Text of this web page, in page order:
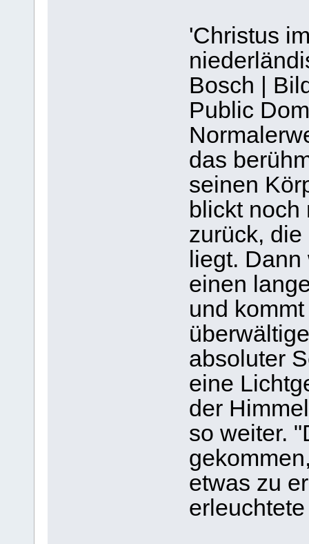
'Christus
Bosch |
Public
das
seinen
blickt
zurück,
liegt.
einen
und
absoluter
eine
der
so weiter.
etwas zu